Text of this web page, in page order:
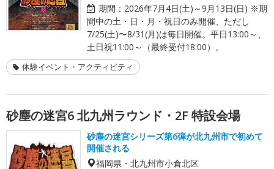
期間： 2026年7月4日(土)～9月13日(日) ※期
間中の土・日・月・祝日のみ開催、ただし
7/25(土)〜8/31(月)は毎日開催。平日13:00～、
土日祝11:00～（最終受付18:00）。
体験イベント・アクティビティ
砂塵の迷宮6 北九州ラウンド・2F 特設会場
砂塵の迷宮シリーズ第6弾が北九州市で初めて
開催される
福岡県・北九州市小倉北区